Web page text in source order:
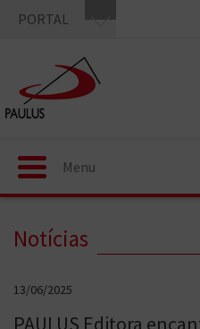
PORTAL
Menu
Notícias
13/06/2025
PAULUS Editora